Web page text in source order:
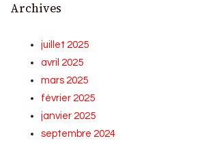
Archives
juillet 2025
avril 2025
mars 2025
février 2025
janvier 2025
septembre 2024